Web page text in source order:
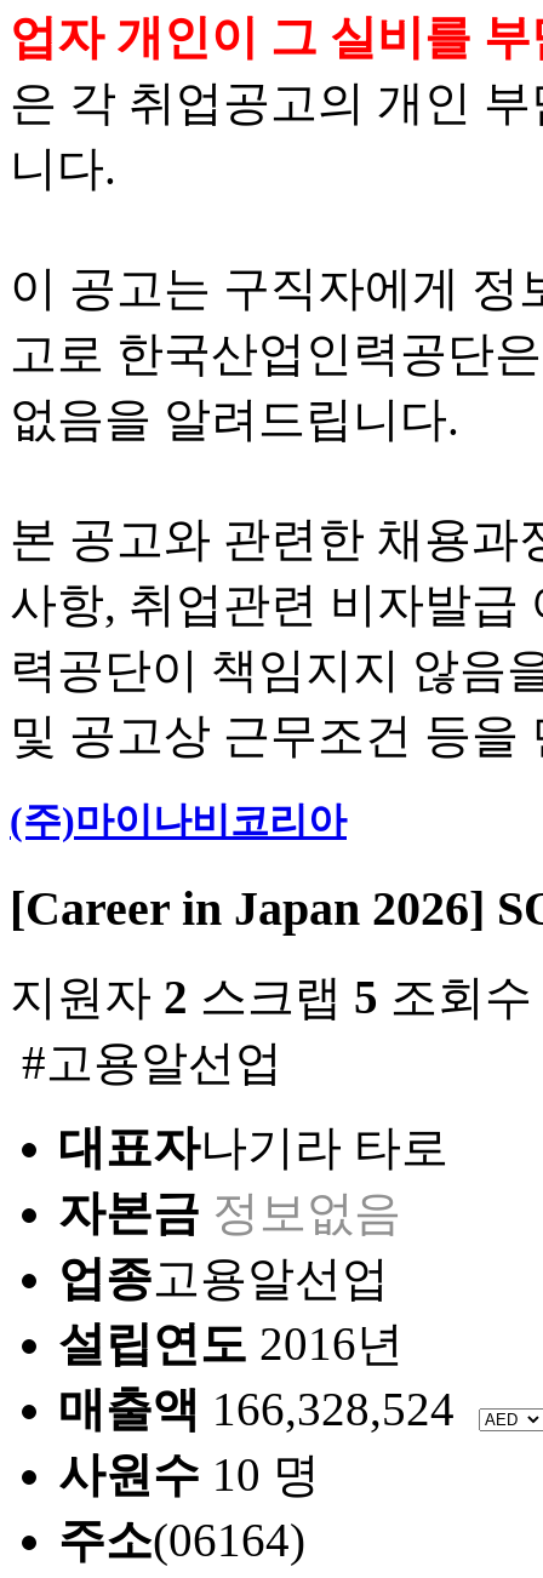
업자 개인이 그 실비를
은 각 취업공고의 개인
니다.
이 공고는 구직자에게
고로 한국산업인력공단
없음을 알려드립니다.
본 공고와 관련한 채용과
사항, 취업관련 비자발급
력공단이 책임지지 않음
및 공고상 근무조건 등
(주)마이나비코리아
[Career in Japan 2026]
지원자 2 스크랩 5 조회수
#고용알선업
대표자나기라 타로
자본금 정보없음
업종고용알선업
설립연도 2016년
매출액 166,328,524
사원수 10 명
주소(06164)